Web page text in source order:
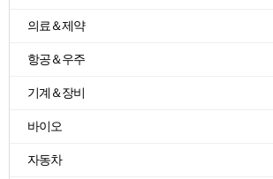
의료＆제약
항공＆우주
기계＆장비
바이오
자동차